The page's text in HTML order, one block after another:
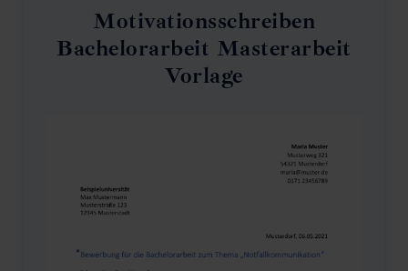
Motivationsschreiben
Bachelorarbeit Masterarbeit
Vorlage